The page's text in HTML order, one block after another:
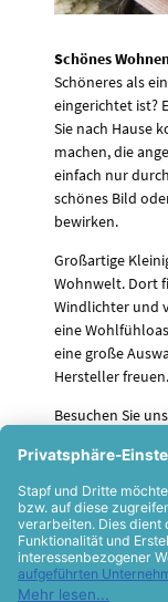
Schönes
Schöneres als
eingerichtet ist?
Sie nach Hause
machen, die
einfach nur
schönes Bild
bewirken.
Großartige
Wohnwelt. Dort
Windlichter und
eine
eine große
Hersteller freuen.
Besuchen Sie
Wohnwelt-
inklusive.
Geschenktische|
Kerzen|